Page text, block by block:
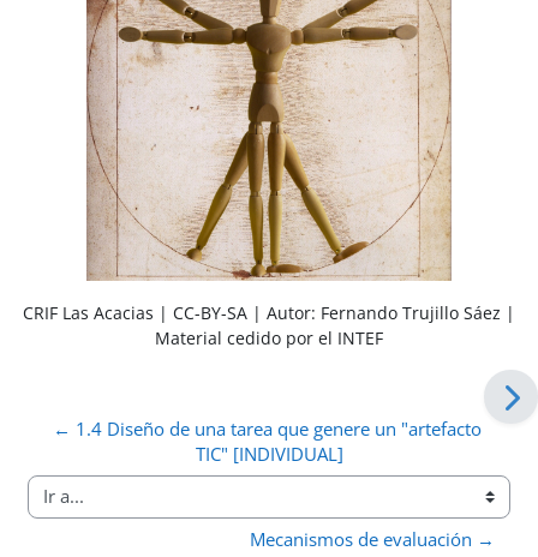
CRIF Las Acacias | CC-BY-SA | Autor: Fernando Trujillo Sáez |
Material cedido por el INTEF
← 1.4 Diseño de una tarea que genere un "artefacto
TIC" [INDIVIDUAL]
Ir a...
Mecanismos de evaluación →